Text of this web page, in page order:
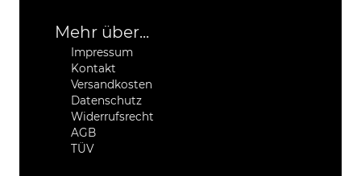
Mehr über...
Impressum
Kontakt
Versandkosten
Datenschutz
Widerrufsrecht
AGB
TÜV